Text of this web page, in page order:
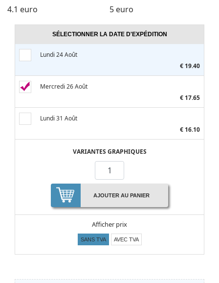
4.1 euro 5 euro
SÉLECTIONNER LA DATE D'EXPÉDITION
Lundi 24 Août
€ 19.40
Mercredi 26 Août
€ 17.65
Lundi 31 Août
€ 16.10
VARIANTES GRAPHIQUES
AJOUTER AU PANIER
Afficher prix
SANS TVA AVEC TVA